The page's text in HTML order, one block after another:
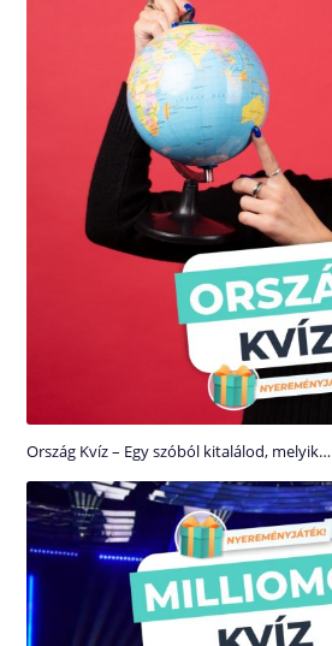
Ország Kvíz – Egy szóból kitalálod, melyik…